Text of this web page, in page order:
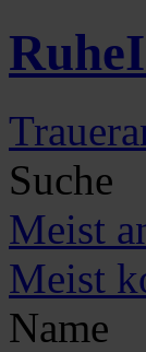
Ruhe
Suche
Meist
Meist
Name